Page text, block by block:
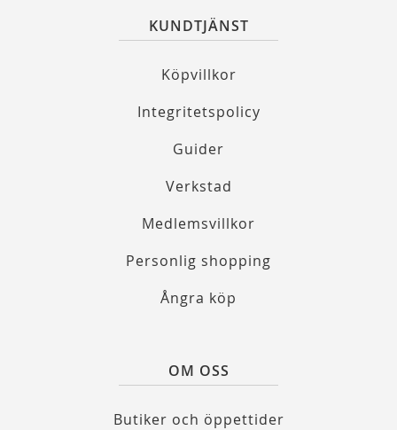
KUNDTJÄNST
Köpvillkor
Integritetspolicy
Guider
Verkstad
Medlemsvillkor
Personlig shopping
Ångra köp
OM OSS
Butiker och öppettider